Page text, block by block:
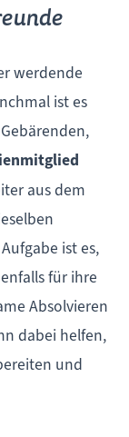
werdende
ist es
aus dem
ist es,
für ihre
Absolvieren
dabei helfen,
und